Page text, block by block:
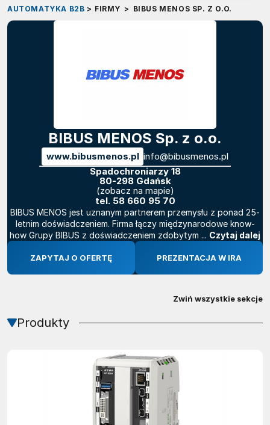
AUTOMATYKA B2B > FIRMY > BIBUS MENOS SP. Z O.O.
BIBUS MENOS Sp. z o.o.
www.bibusmenos.pl info@bibusmenos.pl
Spadochroniarzy 18
80-298 Gdańsk
(zobacz na mapie)
tel. 58 660 95 70
BIBUS MENOS jest uznanym partnerem przemysłu z ponad 25-
letnim doświadczeniem. Firma łączy międzynarodowe know-
how Grupy BIBUS z doświadczeniem zdobytym ... Czytaj dalej
ZAPYTAJ O OFERTĘ PREZENTACJA W IRA
Zwiń wszystkie sekcje
Produkty